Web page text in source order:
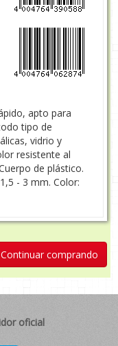
apto para
tipo de
vidrio y
resistente al
de plástico.
- 3 mm. Color:
Continuar comprando
oficial